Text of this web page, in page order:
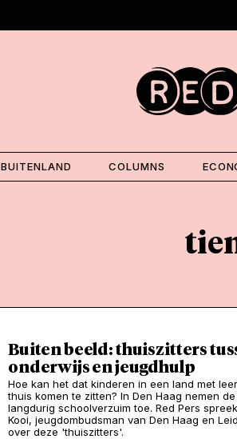
BUITENLAND COLUMNS
Buiten beeld: thuiszitters
onderwijs en jeugdhulp
Hoe kan het dat kinderen in een land met
thuis komen te zitten? In Den Haag nemen
langdurig schoolverzuim toe. Red Pers
Kooi, jeugdombudsman van Den Haag en
over deze 'thuiszitters'.